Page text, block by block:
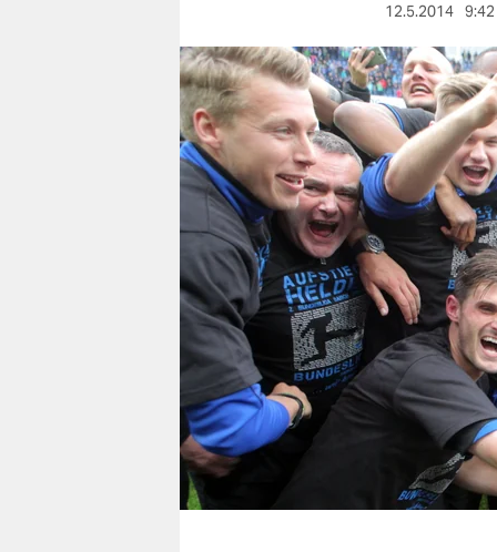
berlin
nord
wahrheit
verlag
verlag
veranstaltungen
shop
fragen & hilfe
unterstützen
abo
genossenschaft
12.5.2014